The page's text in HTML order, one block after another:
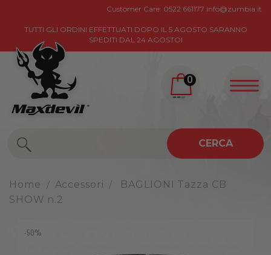
Customer Care: 0522 661177 info@zumbia.it
TUTTI GLI ORDINI EFFETTUATI DOPO IL 5 AGOSTO SARANNO
SPEDITI DAL 24 AGOSTOI
CERCA
0
Home Accessori
BAGLIONI Tazza CB
SHOW n.2
-50%